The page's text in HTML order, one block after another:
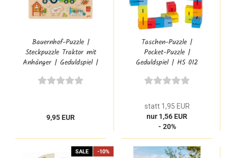
Bauernhof-Puzzle |
Steckpuzzle Traktor mit
Anhänger | Geduldspiel |
9,95 EUR
Taschen-Puzzle |
Pocket-Puzzle |
Geduldspiel | HS 012
statt 1,95 EUR
nur 1,56 EUR
- 20%
SALE -10%